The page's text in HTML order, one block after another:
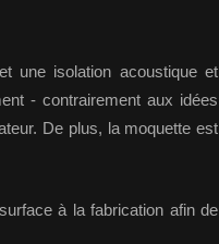
une isolation acoustique et
- contrairement aux idées
De plus, la moquette est
à la fabrication afin de